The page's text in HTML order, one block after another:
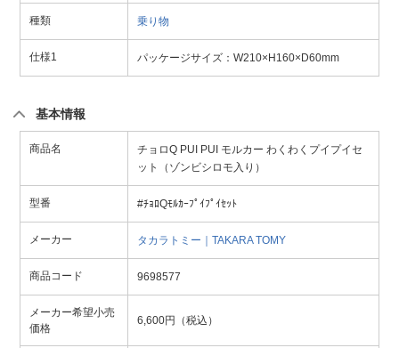
種類 乗り物
仕様1 パッケージサイズ：W210×H160×D60mm
基本情報
商品名
チョロQ PUI PUI モルカー わくわくプイプイセ
ット（ゾンビシロモ入り）
型番 #ﾁｮﾛQﾓﾙｶｰﾌﾟｲﾌﾟｲｾｯﾄ
メーカー タカラトミー｜TAKARA TOMY
商品コード 9698577
メーカー希望小売
価格
6,600円（税込）